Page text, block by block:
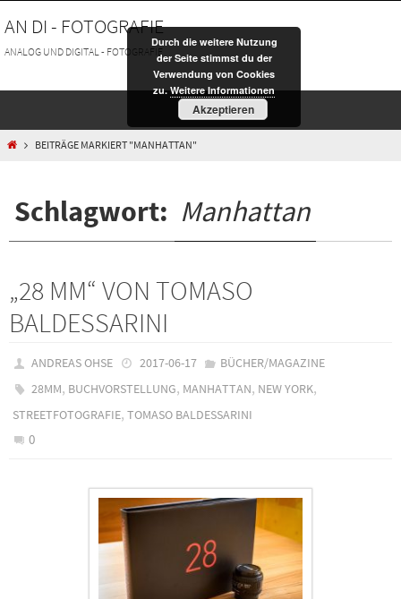
Inhalt
springen
AN DI - FOTOGRAFIE
ANALOG UND DIGITAL - FOTOGRAFIE
HOMEBEITRÄGE MARKIERT "MANHATTAN"
Schlagwort: Manhattan
„28 MM“ VON TOMASO
BALDESSARINI
ANDREAS OHSE 2017-06-17
BÜCHER/MAGAZINE
28MM, BUCHVORSTELLUNG, MANHATTAN, NEW YORK,
STREETFOTOGRAFIE, TOMASO BALDESSARINI
0
Durch die weitere Nutzung
der Seite stimmst du der
Verwendung von Cookies
zu.Weitere Informationen
Akzeptieren